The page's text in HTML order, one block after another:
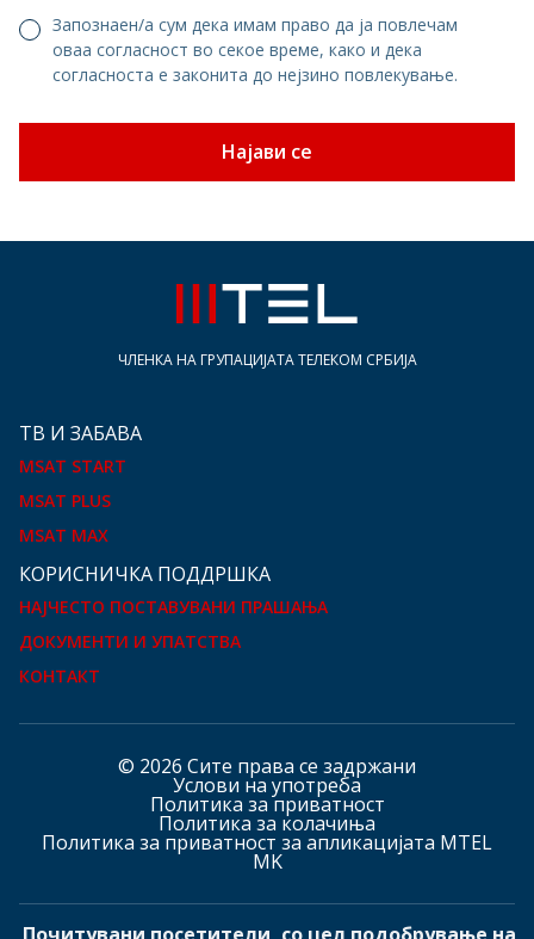
Запознаен/а сум дека имам право да ја повлечам
оваа согласност во секое време, како и дека
согласноста е законита до нејзино повлекување.
Најави се
ЧЛЕНКА НА ГРУПАЦИЈАТА ТЕЛЕКОМ СРБИЈА
ТВ И ЗАБАВА
MSAT START
MSAT PLUS
MSAT MAX
КOРИСНИЧКА ПОДДРШКА
НАЈЧЕСТО ПОСТАВУВАНИ ПРАШАЊА
ДОКУМЕНТИ И УПАТСТВА
КОНТАКТ
© 2026 Сите права се задржани
Услови на употреба
Политика за приватност
Политика за колачиња
Политика за приватност за апликацијата MTEL
MK